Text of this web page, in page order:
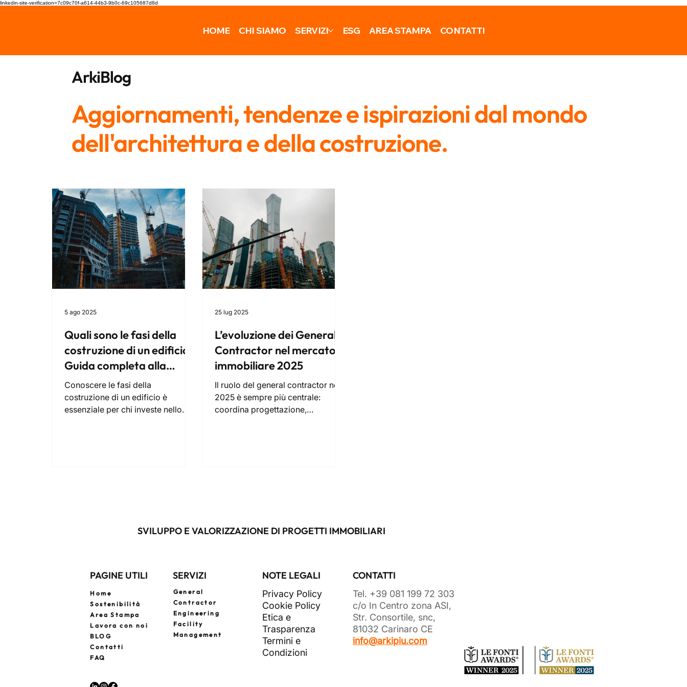
linkedin-site-verification=7c09c70f-a614-44b3-9b0c-69c105687d8d
HOME CHI SIAMO SERVIZI ESG AREA STAMPA CONTATTI
ArkiBlog
Aggiornamenti, tendenze e ispirazioni dal mondo
dell'architettura e della costruzione.
Quali sono le fasi della
costruzione di un edificio?
Guida completa alla
progettazione
immobiliare
Conoscere le fasi della
costruzione di un edificio è
essenziale per chi investe nello
5 ago 2025
L’evoluzione dei General
Contractor nel mercato
immobiliare 2025
Il ruolo del general contractor nel
2025 è sempre più centrale:
coordina progettazione,
25 lug 2025
SVILUPPO E VALORIZZAZIONE DI PROGETTI IMMOBILIARI
PAGINE UTILI
Home
Sostenibilità
Area Stampa
Lavora con noi
BLOG
Contatti
FAQ
SERVIZI
General
Contractor
Engineering
Facility
Management
NOTE LEGALI
Privacy Policy
Cookie Policy
Etica e
Trasparenza
Termini e
Condizioni
CONTATTI
Tel. +39 081 199 72 303
c/o In Centro zona ASI,
Str. Consortile, snc,
81032 Carinaro CE
info@arkipiu.com